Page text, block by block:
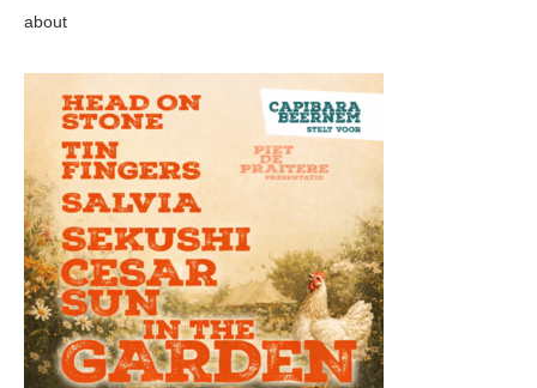
about